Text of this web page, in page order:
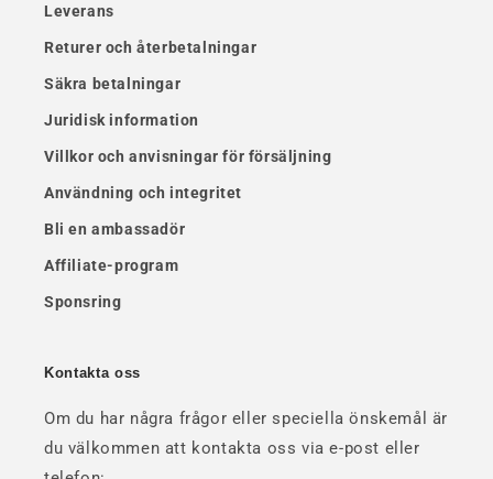
Leverans
Returer och återbetalningar
Säkra betalningar
Juridisk information
Villkor och anvisningar för försäljning
Användning och integritet
Bli en ambassadör
Affiliate-program
Sponsring
Kontakta oss
Om du har några frågor eller speciella önskemål är
du välkommen att kontakta oss via e-post eller